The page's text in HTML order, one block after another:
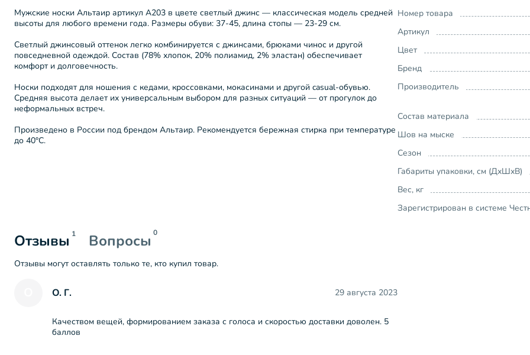
Мужские носки Альтаир артикул А203 в цвете светлый джинс — классическая модель средней
высоты для любого времени года. Размеры обуви: 37-45, длина стопы — 23-29 см.
Светлый джинсовый оттенок легко комбинируется с джинсами, брюками чинос и другой
повседневной одеждой. Состав (78% хлопок, 20% полиамид, 2% эластан) обеспечивает
комфорт и долговечность.
Носки подходят для ношения с кедами, кроссовками, мокасинами и другой casual-обувью.
Средняя высота делает их универсальным выбором для разных ситуаций — от прогулок до
неформальных встреч.
Произведено в России под брендом Альтаир. Рекомендуется бережная стирка при температуре
до 40°C.
Номер товара
Артикул
Цвет
Бренд
Производитель
Состав материала
Шов на мыске
Сезон
Габариты упаковки, см (ДхШхВ)
Вес, кг
Зарегистрирован в системе
Отзывы 1 Вопросы 0
Отзывы могут оставлять только те, кто купил товар.
О. Г. 29 августа 2023
Качеством вещей, формированием заказа с голоса и скоростью доставки доволен. 5
баллов